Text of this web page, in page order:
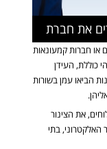
את חברת
או חברות קמעונאות
כוללת, העידן
הביאו עמן בשורות
, את הצינור
האלקטרוני, בתי